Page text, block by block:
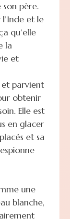
père.
et le
qu’elle
la
et
parvient
obtenir
Elle est
en glacer
et sa
une
blanche,